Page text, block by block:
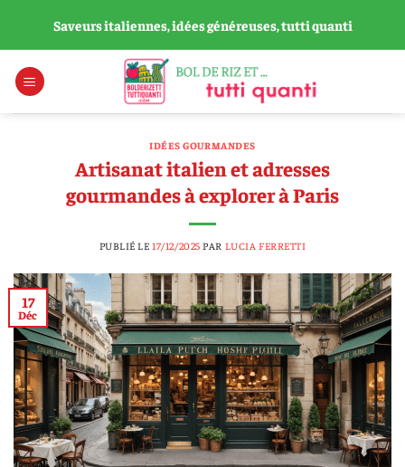
contenu
Saveurs italiennes, idées généreuses, tutti quanti
IDÉES GOURMANDES
Artisanat italien et adresses
gourmandes à explorer à Paris
PUBLIÉ LE17/12/2025 PAR LUCIA FERRETTI
17
Déc